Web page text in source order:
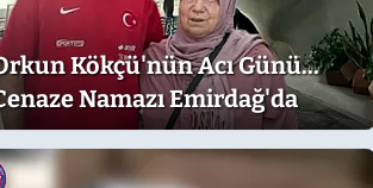
Kökçü'nün Acı Günü...
Namazı Emirdağ'da